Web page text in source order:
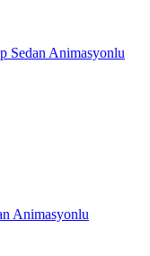
Sedan Animasyonlu
Animasyonlu